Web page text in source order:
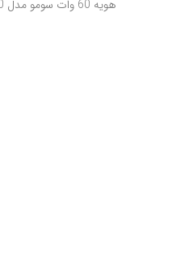
هویه 60 وات سومو مدل SM-160